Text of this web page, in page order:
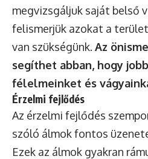
megvizsgáljuk saját belső
felismerjük azokat a
van szükségünk. Az
segíthet abban, hogy
félelmeinket és
Érzelmi fejlődés
Az érzelmi fejlődés
szóló álmok fontos
Ezek az álmok gyakran